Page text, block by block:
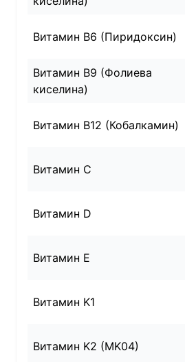
Витамин B6 (Пиридоксин)
Витамин B9 (Фолиева
киселина)
Витамин B12 (Кобалкамин)
Витамин C
Витамин D
Витамин E
Витамин K1
Витамин K2 (MK04)